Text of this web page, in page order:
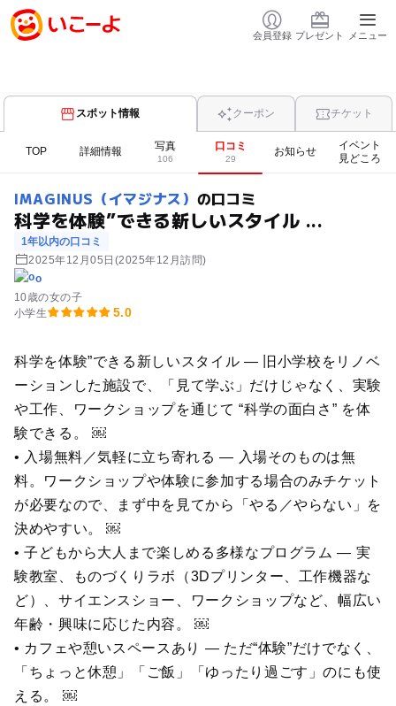
会員登録 プレゼント メニュー
スポット情報 クーポン チケット
TOP 詳細情報 写真
106
口コミ
29
お知らせ
イベント
見どころ
IMAGINUS（イマジナス） の口コミ
科学を体験”できる新しいスタイル ...
1年以内の口コミ
2025年12月05日 (2025年12月訪問)
o
10歳の女の子
小学生
5.0
科学を体験”できる新しいスタイル — 旧小学校をリノベ
ーションした施設で、「見て学ぶ」だけじゃなく、実験
や工作、ワークショップを通じて “科学の面白さ” を体
験できる。 ￼
• 入場無料／気軽に立ち寄れる — 入場そのものは無
料。ワークショップや体験に参加する場合のみチケット
が必要なので、まず中を見てから「やる／やらない」を
決めやすい。 ￼
• 子どもから大人まで楽しめる多様なプログラム — 実
験教室、ものづくりラボ（3Dプリンター、工作機器な
ど）、サイエンスショー、ワークショップなど、幅広い
年齢・興味に応じた内容。 ￼
• カフェや憩いスペースあり — ただ“体験”だけでなく、
「ちょっと休憩」「ご飯」「ゆったり過ごす」のにも使
える。 ￼